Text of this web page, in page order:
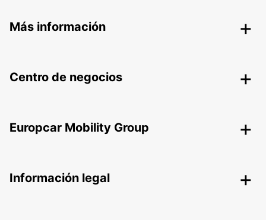
Más información
Centro de negocios
Europcar Mobility Group
Información legal